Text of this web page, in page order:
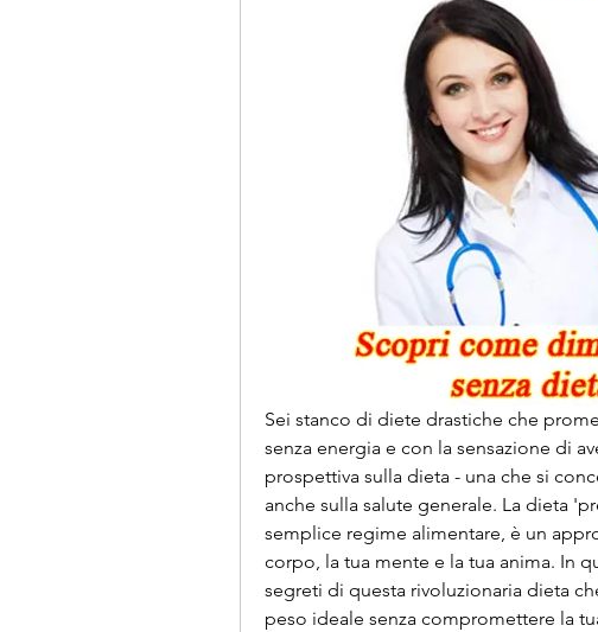
Sei stanco di diete drastiche che
senza energia e con la sensazione di
prospettiva sulla dieta - una che si
anche sulla salute generale. La dieta
semplice regime alimentare, è un
corpo, la tua mente e la tua anima. In
segreti di questa rivoluzionaria dieta
peso ideale senza compromettere la